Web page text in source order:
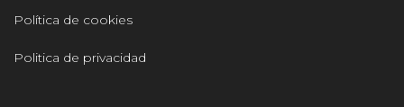
Política de cookies
Politica de privacidad